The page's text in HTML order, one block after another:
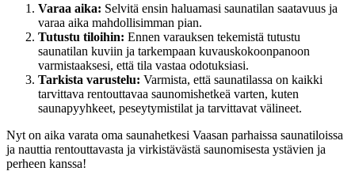
Varaa aika: Selvitä ensin haluamasi saunatilan saatavuus ja
varaa aika mahdollisimman pian.
Tutustu tiloihin: Ennen varauksen tekemistä tutustu
saunatilan kuviin ja tarkempaan kuvauskokoonpanoon
varmistaaksesi, että tila vastaa odotuksiasi.
Tarkista varustelu: Varmista, että saunatilassa on kaikki
tarvittava rentouttavaa saunomishetkeä varten, kuten
saunapyyhkeet, peseytymistilat ja tarvittavat välineet.
Nyt on aika varata oma saunahetkesi Vaasan parhaissa saunatiloissa
ja nauttia rentouttavasta ja virkistävästä saunomisesta ystävien ja
perheen kanssa!